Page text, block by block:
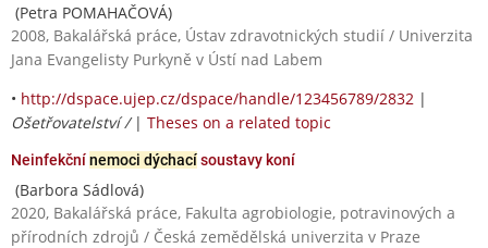
(Petra POMAHAČOVÁ)
2008, Bakalářská práce, Ústav zdravotnických studií / Univerzita
Jana Evangelisty Purkyně v Ústí nad Labem
• http://dspace.ujep.cz/dspace/handle/123456789/2832 |
Ošetřovatelství / | Theses on a related topic
Neinfekčnínemoci dýchacísoustavy koní
(Barbora Sádlová)
2020, Bakalářská práce, Fakulta agrobiologie, potravinových a
přírodních zdrojů / Česká zemědělská univerzita v Praze